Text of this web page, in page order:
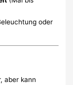
oder
aber kann